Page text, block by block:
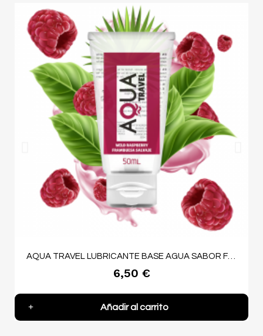
AQUA TRAVEL LUBRICANTE BASE AGUA SABOR FRAMBUESA SALVAJE - 50 ML
6,50 €
Añadir al carrito